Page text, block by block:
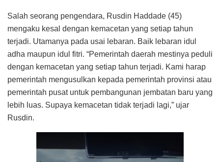
Salah seorang pengendara, Rusdin Haddade (45)
mengaku kesal dengan kemacetan yang setiap tahun
terjadi. Utamanya pada usai lebaran. Baik lebaran idul
adha maupun idul fitri. “Pemerintah daerah mestinya peduli
dengan kemacetan yang setiap tahun terjadi. Kami harap
pemerintah mengusulkan kepada pemerintah provinsi atau
pemerintah pusat untuk pembangunan jembatan baru yang
lebih luas. Supaya kemacetan tidak terjadi lagi,” ujar
Rusdin.